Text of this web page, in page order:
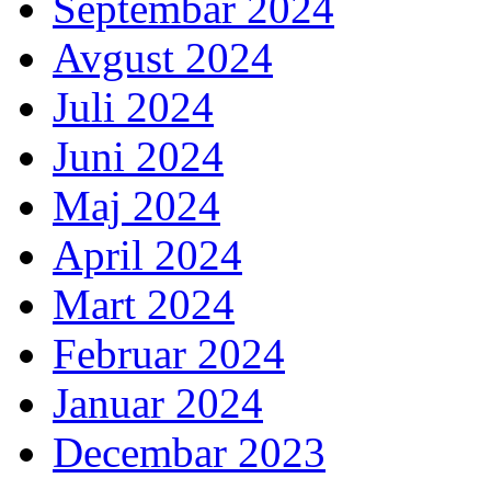
Avgust 2024
Juli 2024
Juni 2024
Maj 2024
April 2024
Mart 2024
Februar 2024
Januar 2024
Decembar 2023